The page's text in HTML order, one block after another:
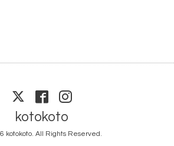
kotokoto
kotokoto. All Rights Reserved.